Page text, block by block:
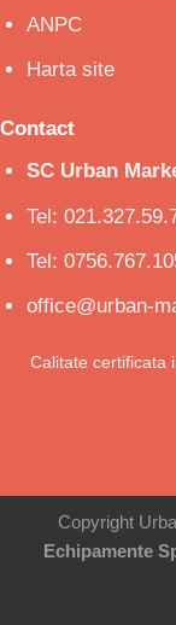
ANPC
Harta site
Contact
SC Urban
Tel:
Tel:
office@urban-
Calitate certificata
Copyright
Echipamente